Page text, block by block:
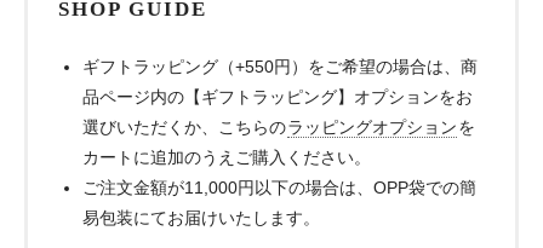
SHOP GUIDE
ギフトラッピング（+550円）をご希望の場合は、商
品ページ内の【ギフトラッピング】オプションをお
選びいただくか、こちらのラッピングオプションを
カートに追加のうえご購入ください。
ご注文金額が11,000円以下の場合は、OPP袋での簡
易包装にてお届けいたします。